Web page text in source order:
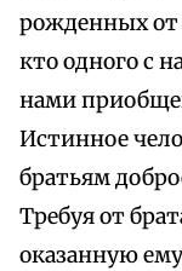
рожденных от
кто одного с
нами
Истинное
братьям
Требуя от
оказанную